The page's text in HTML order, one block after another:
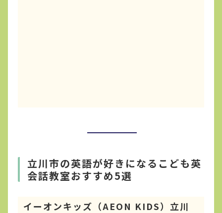
立川市の英語が好きになるこども英
会話教室おすすめ5選
イーオンキッズ（AEON KIDS）立川